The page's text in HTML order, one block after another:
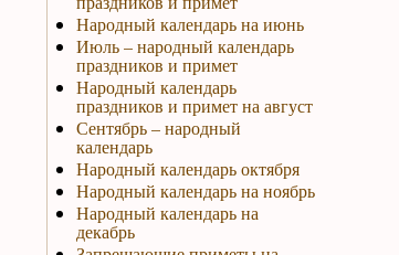
Народный календарь на июнь
Июль – народный календарь
праздников и примет
Народный календарь
праздников и примет на август
Сентябрь – народный
календарь
Народный календарь октября
Народный календарь на ноябрь
Народный календарь на
декабрь